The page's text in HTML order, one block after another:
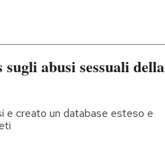
abusi sessuali della
e creato un database esteso e